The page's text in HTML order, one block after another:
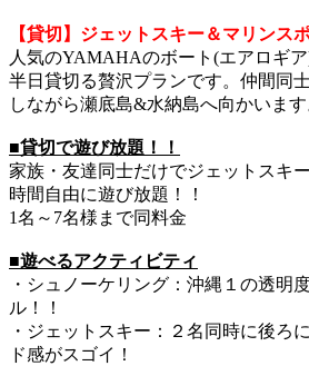
【貸切】ジェットスキー＆マリンス
人気のYAMAHAのボート(エアロギ
半日貸切る贅沢プランです。仲間同
しながら瀬底島&水納島へ向かいます
■貸切で遊び放題！！
家族・友達同士だけでジェットスキ
時間自由に遊び放題！！
1名～7名様まで同料金
■遊べるアクティビティ
・シュノーケリング：沖縄１の透明
ル！！
・ジェットスキー：２名同時に後ろ
ド感がスゴイ！